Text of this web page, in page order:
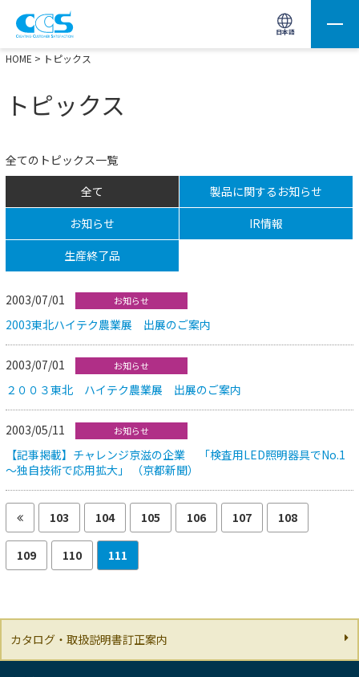
日本語
画像処理用の製品検索 サイト内検索(Enterで実行)
HOME > トピックス
トピックス
全てのトピックス一覧
全て
製品に関するお知らせ
お知らせ
IR情報
生産終了品
2003/07/01 お知らせ
2003東北ハイテク農業展 出展のご案内
2003/07/01 お知らせ
２００３東北 ハイテク農業展 出展のご案内
2003/05/11 お知らせ
【記事掲載】チャレンジ京滋の企業 「検査用LED照明器具でNo.1
～独自技術で応用拡大」 （京都新聞）
103 104 105 106 107 108
109 110 111
カタログ・取扱説明書訂正案内